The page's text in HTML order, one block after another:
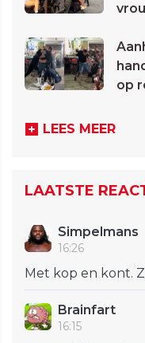
op
LEES MEER
LAATSTE
Simpelmans
16:26
Met kop en kont.
Brainfart
16:15